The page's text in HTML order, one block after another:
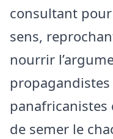
consultant
sens,
nourrir
panafricanistes
de semer le